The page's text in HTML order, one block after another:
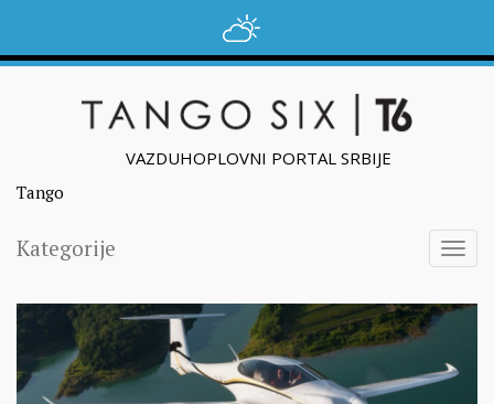
VAZDUHOPLOVNI PORTAL SRBIJE
Tango
Kategorije